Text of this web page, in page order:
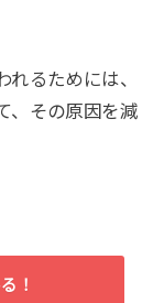
るためには、
、その原因を減
！